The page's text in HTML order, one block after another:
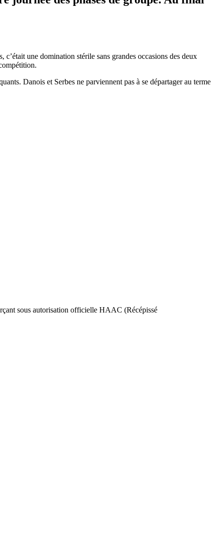
une domination stérile sans grandes occasions des deux
Danois et Serbes ne parviennent pas à se départager au terme
sous autorisation officielle HAAC (Récépissé